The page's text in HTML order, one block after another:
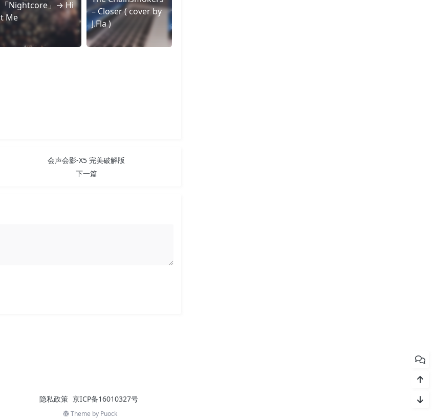
「Nightcore」→ Hi
t Me
– Closer ( cover by
J.Fla )
会声会影-X5 完美破解版
下一篇
隐私政策 京ICP备16010327号
Theme by Puock